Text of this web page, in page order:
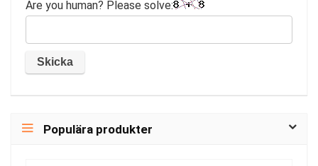
Are you human? Please solve:
Populära produkter